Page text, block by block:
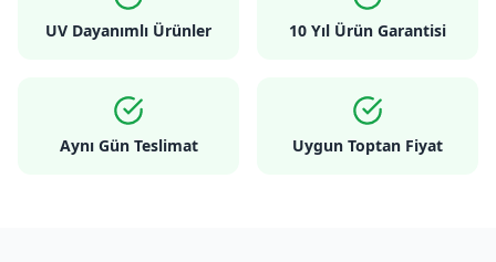
UV Dayanımlı Ürünler 10 Yıl Ürün Garantisi
Aynı Gün Teslimat Uygun Toptan Fiyat